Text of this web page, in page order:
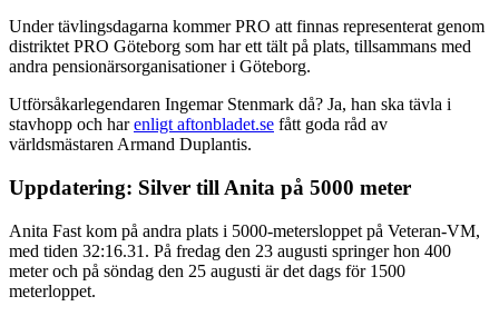
Under tävlingsdagarna kommer PRO att finnas representerat genom
distriktet PRO Göteborg som har ett tält på plats, tillsammans med
andra pensionärsorganisationer i Göteborg.
Utförsåkarlegendaren Ingemar Stenmark då? Ja, han ska tävla i
stavhopp och harenligt aftonbladet.se fått goda råd av
världsmästaren Armand Duplantis.
Uppdatering: Silver till Anita på 5000 meter
Anita Fast kom på andra plats i 5000-metersloppet på Veteran-VM,
med tiden 32:16.31. På fredag den 23 augusti springer hon 400
meter och på söndag den 25 augusti är det dags för 1500
meterloppet.